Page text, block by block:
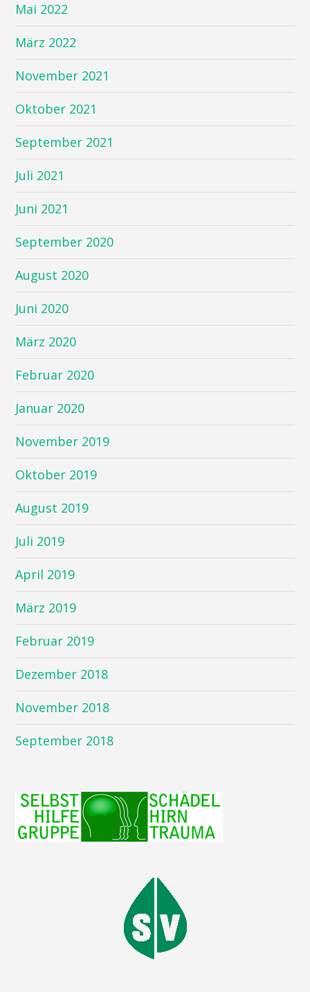
Mai 2022
März 2022
November 2021
Oktober 2021
September 2021
Juli 2021
Juni 2021
September 2020
August 2020
Juni 2020
März 2020
Februar 2020
Januar 2020
November 2019
Oktober 2019
August 2019
Juli 2019
April 2019
März 2019
Februar 2019
Dezember 2018
November 2018
September 2018